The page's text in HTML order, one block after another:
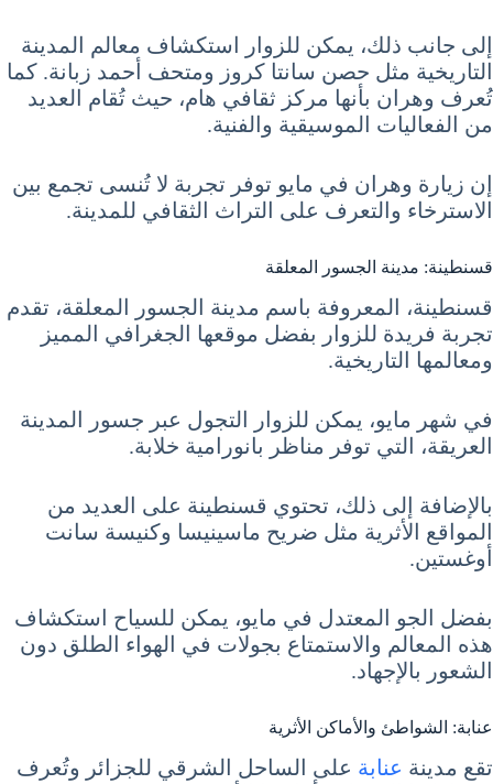
إلى جانب ذلك، يمكن للزوار استكشاف معالم المدينة
التاريخية مثل حصن سانتا كروز ومتحف أحمد زبانة. كما
تُعرف وهران بأنها مركز ثقافي هام، حيث تُقام العديد
من الفعاليات الموسيقية والفنية.
إن زيارة وهران في مايو توفر تجربة لا تُنسى تجمع بين
الاسترخاء والتعرف على التراث الثقافي للمدينة.
قسنطينة: مدينة الجسور المعلقة
قسنطينة، المعروفة باسم مدينة الجسور المعلقة، تقدم
تجربة فريدة للزوار بفضل موقعها الجغرافي المميز
ومعالمها التاريخية.
في شهر مايو، يمكن للزوار التجول عبر جسور المدينة
العريقة، التي توفر مناظر بانورامية خلابة.
بالإضافة إلى ذلك، تحتوي قسنطينة على العديد من
المواقع الأثرية مثل ضريح ماسينيسا وكنيسة سانت
أوغستين.
بفضل الجو المعتدل في مايو، يمكن للسياح استكشاف
هذه المعالم والاستمتاع بجولات في الهواء الطلق دون
الشعور بالإجهاد.
عنابة: الشواطئ والأماكن الأثرية
تقع مدينة عنابة على الساحل الشرقي للجزائر وتُعرف